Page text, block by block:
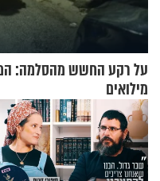
מילואים